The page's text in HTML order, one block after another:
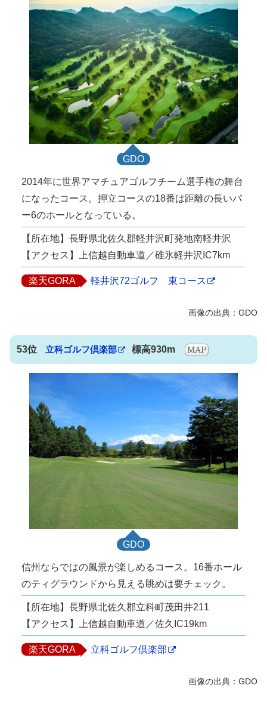
GDO
2014年に世界アマチュアゴルフチーム選手権の舞台
になったコース。押立コースの18番は距離の長いパ
ー6のホールとなっている。
【所在地】長野県北佐久郡軽井沢町発地南軽井沢
【アクセス】上信越自動車道／碓氷軽井沢IC7km
楽天GORA 軽井沢72ゴルフ 東コース
53位 立科ゴルフ倶楽部 標高930m
GDO
信州ならではの風景が楽しめるコース。16番ホール
のティグラウンドから見える眺めは要チェック。
【所在地】長野県北佐久郡立科町茂田井211
【アクセス】上信越自動車道／佐久IC19km
楽天GORA 立科ゴルフ倶楽部